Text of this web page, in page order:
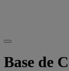
Base de